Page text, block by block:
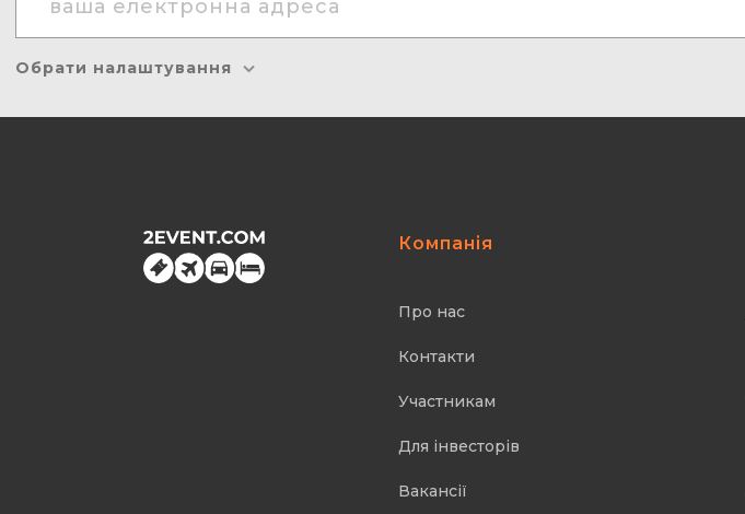
Обрати налаштування
Компанія
Про нас
Контакти
Участникам
Для інвесторів
Вакансії